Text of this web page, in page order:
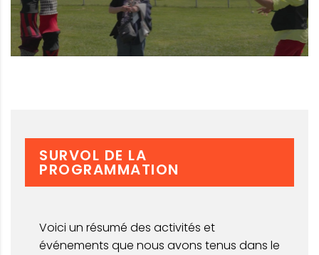
SURVOL DE LA
PROGRAMMATION
Voici un résumé des activités et
événements que nous avons tenus dans le